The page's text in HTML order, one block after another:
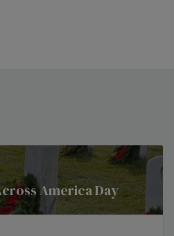
America Day